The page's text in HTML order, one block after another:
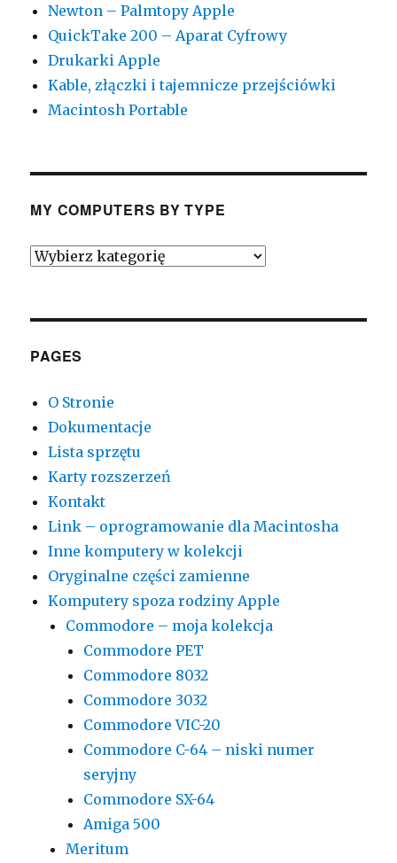
Newton – Palmtopy Apple
QuickTake 200 – Aparat Cyfrowy
Drukarki Apple
Kable, złączki i tajemnicze przejściówki
Macintosh Portable
MY COMPUTERS BY TYPE
My
PAGES
O Stronie
Dokumentacje
Lista sprzętu
Karty rozszerzeń
Kontakt
Link – oprogramowanie dla Macintosha
Inne komputery w kolekcji
Oryginalne części zamienne
Komputery spoza rodziny Apple
Commodore – moja kolekcja
Commodore PET
Commodore 8032
Commodore 3032
Commodore VIC-20
Commodore C-64 – niski numer
seryjny
Commodore SX-64
Amiga 500
Meritum